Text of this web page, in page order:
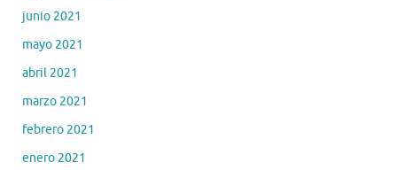
junio 2021
mayo 2021
abril 2021
marzo 2021
febrero 2021
enero 2021